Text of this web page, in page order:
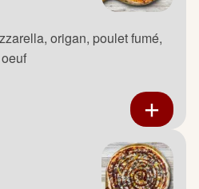
origan, poulet fumé,